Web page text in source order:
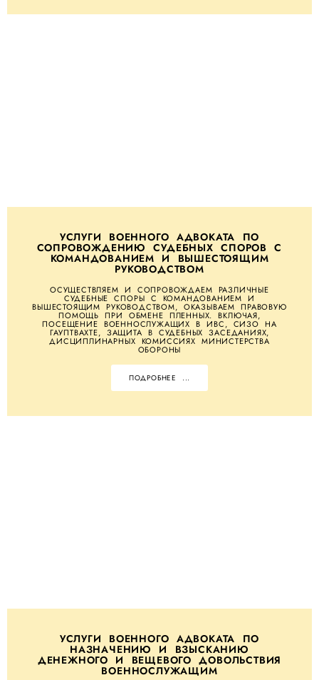
УСЛУГИ ВОЕННОГО АДВОКАТА ПО
СОПРОВОЖДЕНИЮ СУДЕБНЫХ СПОРОВ С
КОМАНДОВАНИЕМ И ВЫШЕСТОЯЩИМ
РУКОВОДСТВОМ
ОСУЩЕСТВЛЯЕМ И СОПРОВОЖДАЕМ РАЗЛИЧНЫЕ
СУДЕБНЫЕ СПОРЫ С КОМАНДОВАНИЕМ И
ВЫШЕСТОЯЩИМ РУКОВОДСТВОМ, ОКАЗЫВАЕМ ПРАВОВУЮ
ПОМОЩЬ ПРИ ОБМЕНЕ ПЛЕННЫХ. ВКЛЮЧАЯ,
ПОСЕЩЕНИЕ ВОЕННОСЛУЖАЩИХ В ИВС, СИЗО НА
ГАУПТВАХТЕ, ЗАЩИТА В СУДЕБНЫХ ЗАСЕДАНИЯХ,
ДИСЦИПЛИНАРНЫХ КОМИССИЯХ МИНИСТЕРСТВА
ОБОРОНЫ
ПОДРОБНЕЕ ...
УСЛУГИ ВОЕННОГО АДВОКАТА ПО
НАЗНАЧЕНИЮ И ВЗЫСКАНИЮ
ДЕНЕЖНОГО И ВЕЩЕВОГО ДОВОЛЬСТВИЯ
ВОЕННОСЛУЖАЩИМ